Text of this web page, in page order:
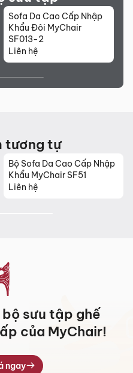
Sofa Da Cao Cấp Nhập
Khẩu Đôi MyChair
SF013-2
Liên hệ
tương tự
Bộ Sofa Da Cao Cấp Nhập
Khẩu MyChair SF51
Liên hệ
sưu tập ghế
của MyChair!
ngay